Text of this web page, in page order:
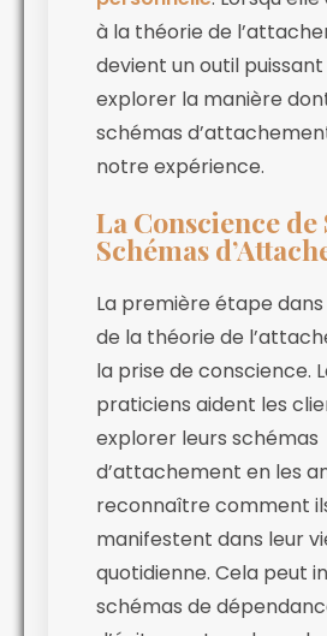
à la théorie de
devient un outil
explorer la manière
schémas
notre expérience.
La Conscience de
Schémas
La première étape
de la théorie de
la prise de conscience.
praticiens aident les
explorer leurs schémas
d’attachement en les
reconnaître comment
manifestent dans leur
quotidienne. Cela peut
schémas de